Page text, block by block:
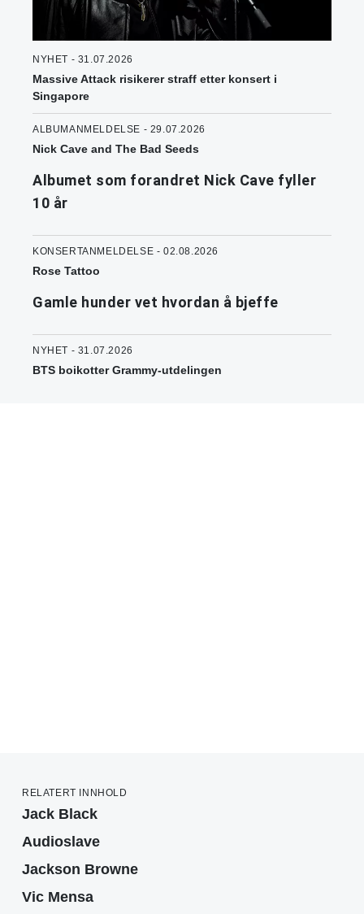
NYHET - 31.07.2026
Massive Attack risikerer straff etter konsert i
Singapore
ALBUMANMELDELSE - 29.07.2026
Nick Cave and The Bad Seeds
Albumet som forandret Nick Cave fyller
10 år
KONSERTANMELDELSE - 02.08.2026
Rose Tattoo
Gamle hunder vet hvordan å bjeffe
NYHET - 31.07.2026
BTS boikotter Grammy-utdelingen
RELATERT INNHOLD
Jack Black
Audioslave
Jackson Browne
Vic Mensa